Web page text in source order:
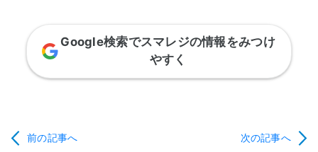
Google検索でスマレジの情報をみつけ
やすく
前の記事へ 次の記事へ